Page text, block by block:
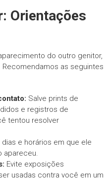
Orientações
do outro genitor,
Recomendamos as seguintes
Salve prints de
e registros de
tentou resolver
e horários em que ele
apareceu.
Evite exposições
usadas contra você em um